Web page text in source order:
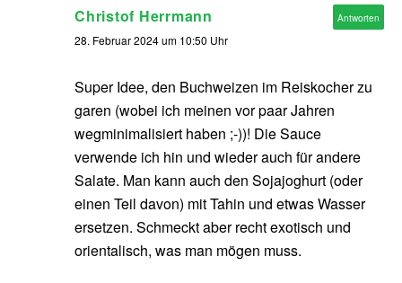
Christof Herrmann
28. Februar 2024 um 10:50 Uhr
Super Idee, den Buchweizen im Reiskocher zu
garen (wobei ich meinen vor paar Jahren
wegminimalisiert haben ;-))! Die Sauce
verwende ich hin und wieder auch für andere
Salate. Man kann auch den Sojajoghurt (oder
einen Teil davon) mit Tahin und etwas Wasser
ersetzen. Schmeckt aber recht exotisch und
orientalisch, was man mögen muss.
Antworten